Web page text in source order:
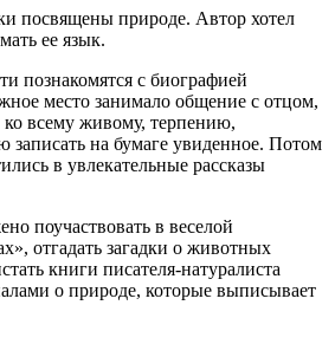
посвящены природе. Автор хотел
ее язык.
познакомятся с биографией
место занимало общение с отцом,
всему живому, терпению,
записать на бумаге увиденное. Потом
в увлекательные рассказы
поучаствовать в веселой
отгадать загадки о животных
книги писателя-натуралиста
о природе, которые выписывает